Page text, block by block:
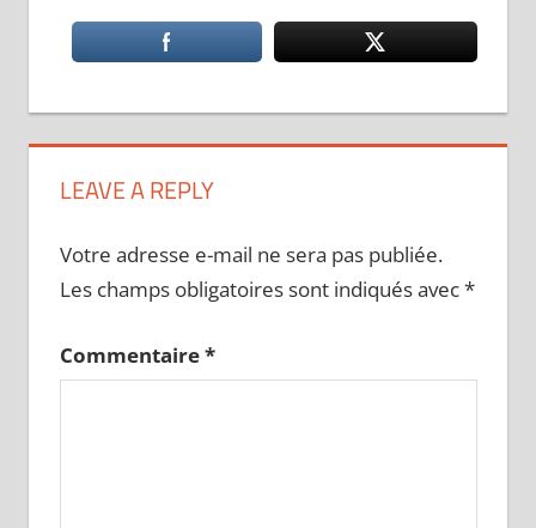
LEAVE A REPLY
Votre adresse e-mail ne sera pas publiée.
Les champs obligatoires sont indiqués avec*
Commentaire*